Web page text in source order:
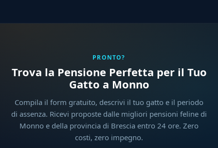
PRONTO?
Trova la Pensione Perfetta per il Tuo
Gatto a Monno
Compila il form gratuito, descrivi il tuo gatto e il periodo
di assenza. Ricevi proposte dalle migliori pensioni feline di
Monno e della provincia di Brescia entro 24 ore. Zero
costi, zero impegno.